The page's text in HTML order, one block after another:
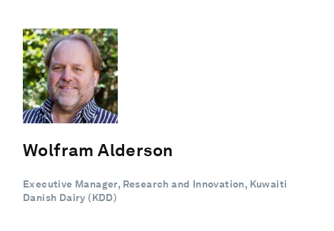
Wolfram Alderson
Executive Manager, Research and Innovation, Kuwaiti
Danish Dairy (KDD)